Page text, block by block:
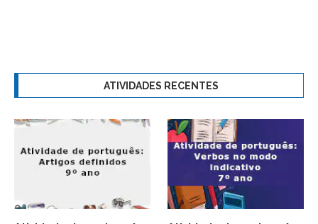
ATIVIDADES RECENTES